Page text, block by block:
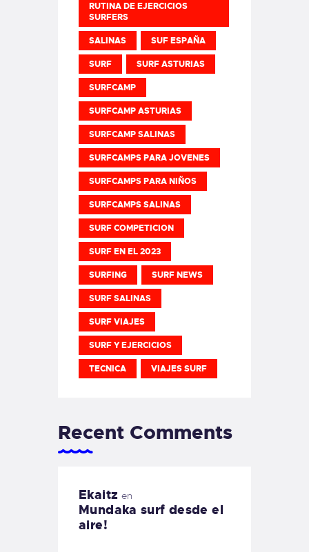
RUTINA DE EJERCICIOS
SURFERS
SALINAS SUF ESPAÑA
SURF SURF ASTURIAS
SURFCAMP
SURFCAMP ASTURIAS
SURFCAMP SALINAS
SURFCAMPS PARA JOVENES
SURFCAMPS PARA NIÑOS
SURFCAMPS SALINAS
SURF COMPETICION
SURF EN EL 2023
SURFING SURF NEWS
SURF SALINAS
SURF VIAJES
SURF Y EJERCICIOS
TECNICA VIAJES SURF
Recent Comments
Ekaitz en
Mundaka surf desde el
aire!